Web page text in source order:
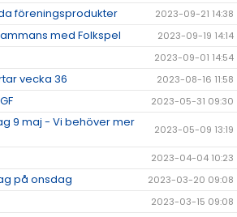
föreningsprodukter 2023-09-21 14:38
med Folkspel 2023-09-19 14:14
2023-09-01 14:54
vecka 36 2023-08-16 11:58
2023-05-31 09:30
9 maj - Vi behöver mer
2023-05-09 13:19
2023-04-04 10:23
på onsdag 2023-03-20 09:08
2023-03-15 09:08